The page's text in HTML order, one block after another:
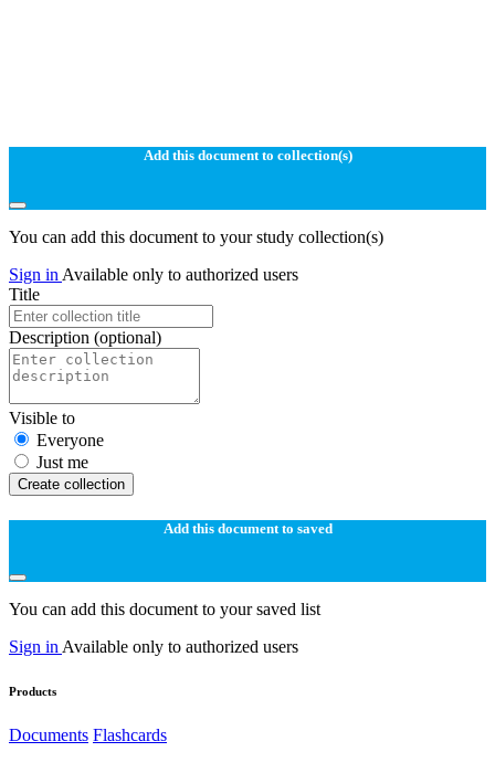
Add this document to collection(s)
You can add this document to your study collection(s)
Sign in Available only to authorized users
Title
Description (optional)
Visible to
Everyone
Just me
Create collection
Add this document to saved
You can add this document to your saved list
Sign in Available only to authorized users
Products
Documents Flashcards